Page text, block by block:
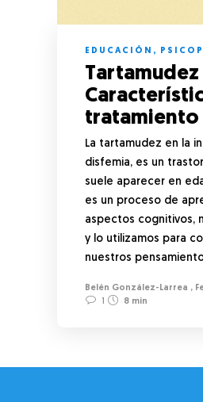
EDUCACIÓN ,
tratamiento
La tartamudez en la
disfemia, es un
suele aparecer en
es un proceso de
aspectos cognitivos,
y lo utilizamos para
nuestros
Belén González-Larrea ,
1
8 min